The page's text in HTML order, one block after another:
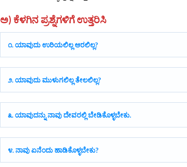
ಅ) ಕೆಳಗಿನ ಪ್ರಶ್ನೆಗಳಿಗೆ ಉತ್ತರಿಸಿ
೧. ಯಾವುದು ಉರಿಯಲಿಲ್ಲ ಆರಲಿಲ್ಲ?
೨. ಯಾವುದು ಮುಳುಗಲಿಲ್ಲ ತೇಲಲಿಲ್ಲ?
೩. ಯಾವುದನ್ನು ನಾವು ದೇವರಲ್ಲಿ ಬೇಡಿಕೊಳ್ಳಬೇಕು.
೪. ನಾವು ಏನೆಂದು ಹಾಡಿಕೊಳ್ಳಬೇಕು?